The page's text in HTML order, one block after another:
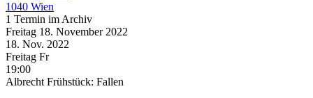
1040 Wien
1 Termin im Archiv
Freitag 18. November 2022
18. Nov. 2022
Freitag Fr
19:00
Albrecht Frühstück: Fallen